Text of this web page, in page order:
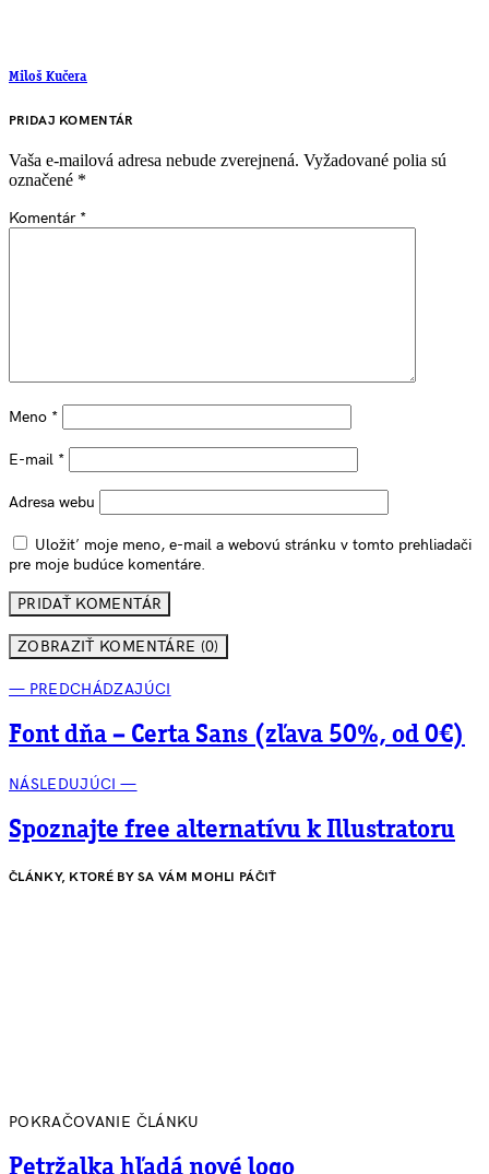
Miloš Kučera
PRIDAJ KOMENTÁR
Vaša e-mailová adresa nebude zverejnená. Vyžadované polia sú
označené *
Komentár *
Meno *
E-mail *
Adresa webu
Uložiť moje meno, e-mail a webovú stránku v tomto prehliadači
pre moje budúce komentáre.
ZOBRAZIŤ KOMENTÁRE (0)
— PREDCHÁDZAJÚCI
Font dňa – Certa Sans (zľava 50%, od 0€)
NÁSLEDUJÚCI —
Spoznajte free alternatívu k Illustratoru
ČLÁNKY, KTORÉ BY SA VÁM MOHLI PÁČIŤ
POKRAČOVANIE ČLÁNKU
Petržalka hľadá nové logo